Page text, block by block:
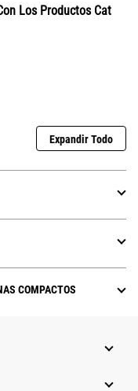
Los Productos Cat
Expandir Todo
COMPACTOS